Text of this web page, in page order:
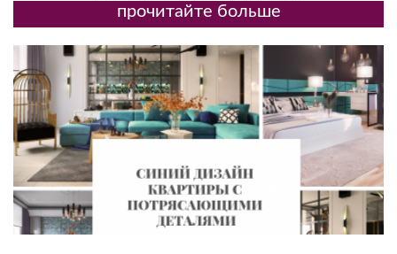
прочитайте больше